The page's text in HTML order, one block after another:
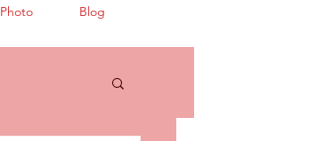
Photo Blog